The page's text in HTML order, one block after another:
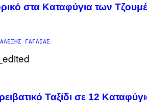
στα Καταφύγια των
ΑΛΈΞΗΣ ΓΑΓΛΊΑΣ
Ταξίδι σε 12